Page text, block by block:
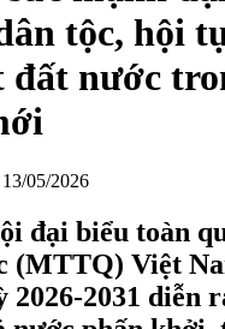
tộc, hội
đất nước
05/2026
đại biểu toàn
(MTTQ) Việt
2026-2031 diễn